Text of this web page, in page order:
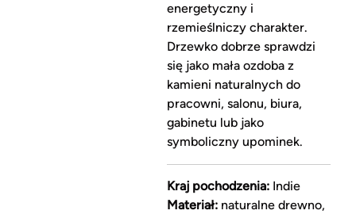
energetyczny i
rzemieślniczy charakter.
Drzewko dobrze sprawdzi
się jako mała ozdoba z
kamieni naturalnych do
pracowni, salonu, biura,
gabinetu lub jako
symboliczny upominek.
Kraj pochodzenia:Indie
Materiał:naturalne drewno,